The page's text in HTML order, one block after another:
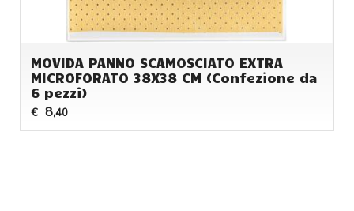
MOVIDA PANNO SCAMOSCIATO EXTRA
MICROFORATO 38X38 CM (Confezione da
6 pezzi)
€ 8,40